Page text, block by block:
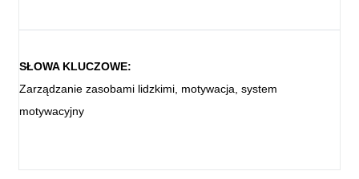
SŁOWA KLUCZOWE:
Zarządzanie zasobami lidzkimi, motywacja, system
motywacyjny